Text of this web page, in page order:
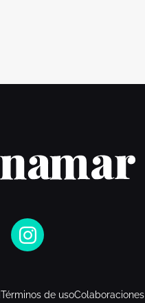
Términos de usoColaboraciones